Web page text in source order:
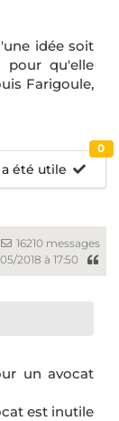
idée soit
pour qu'elle
Farigoule,
été utile
0
16210 messages
2018 à 17:50
un avocat
est inutile